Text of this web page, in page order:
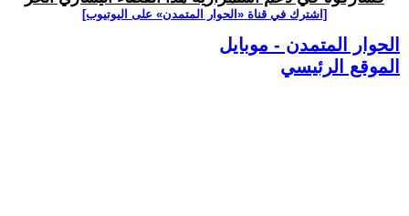
[اشترك في قناة ‫«الحوار المتمدن» على اليوتيوب]
الحوار المتمدن - موبايل
الموقع الرئيسي